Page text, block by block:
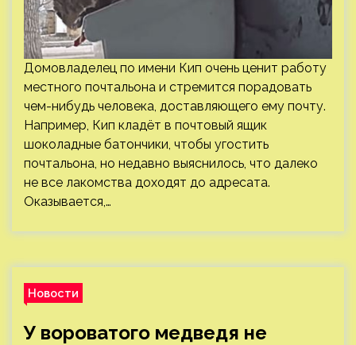
Домовладелец по имени Кип очень ценит работу
местного почтальона и стремится порадовать
чем-нибудь человека, доставляющего ему почту.
Например, Кип кладёт в почтовый ящик
шоколадные батончики, чтобы угостить
почтальона, но недавно выяснилось, что далеко
не все лакомства доходят до адресата.
Оказывается,…
Новости
У вороватого медведя не